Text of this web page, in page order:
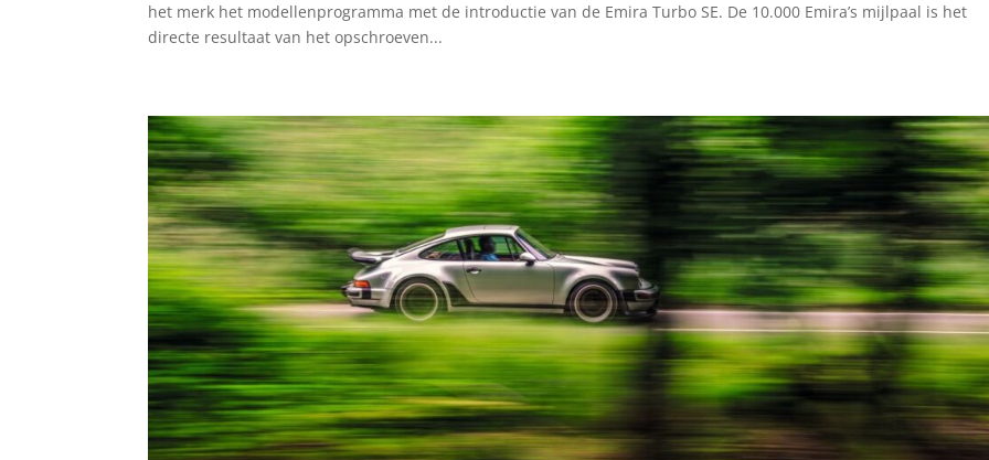
het merk het modellenprogramma met de introductie van de Emira Turbo SE. De 10.000 Emira’s mijlpaal is het
directe resultaat van het opschroeven...